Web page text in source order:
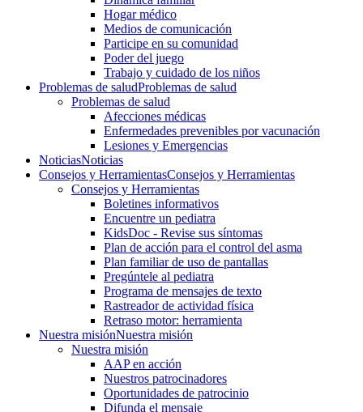
Hogar médico
Medios de comunicación
Participe en su comunidad
Poder del juego
Trabajo y cuidado de los niños
Problemas de saludProblemas de salud
Problemas de salud
Afecciones médicas
Enfermedades prevenibles por vacunación
Lesiones y Emergencias
NoticiasNoticias
Consejos y HerramientasConsejos y Herramientas
Consejos y Herramientas
Boletines informativos
Encuentre un pediatra
KidsDoc - Revise sus síntomas
Plan de acción para el control del asma
Plan familiar de uso de pantallas
Pregúntele al pediatra
Programa de mensajes de texto
Rastre​​ador de activida​d física
Retraso motor: herramienta
Nuestra misiónNuestra misión
Nuestra misión
AAP en acción
Nuestros patrocinadores
Oportunidades de patrocinio
Difunda el mensaje